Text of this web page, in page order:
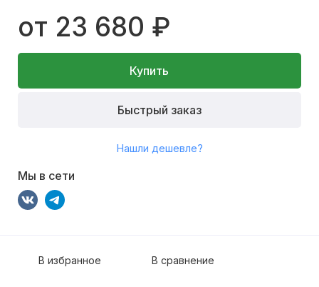
от 23 680 ₽
Купить
Быстрый заказ
Нашли дешевле?
Мы в сети
В избранное В сравнение